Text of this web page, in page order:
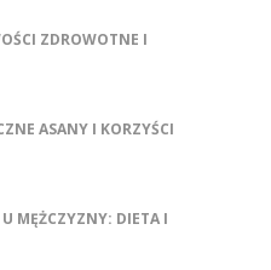
ZDROWOTNE I
ASANY I KORZYŚCI
MĘŻCZYZNY: DIETA I